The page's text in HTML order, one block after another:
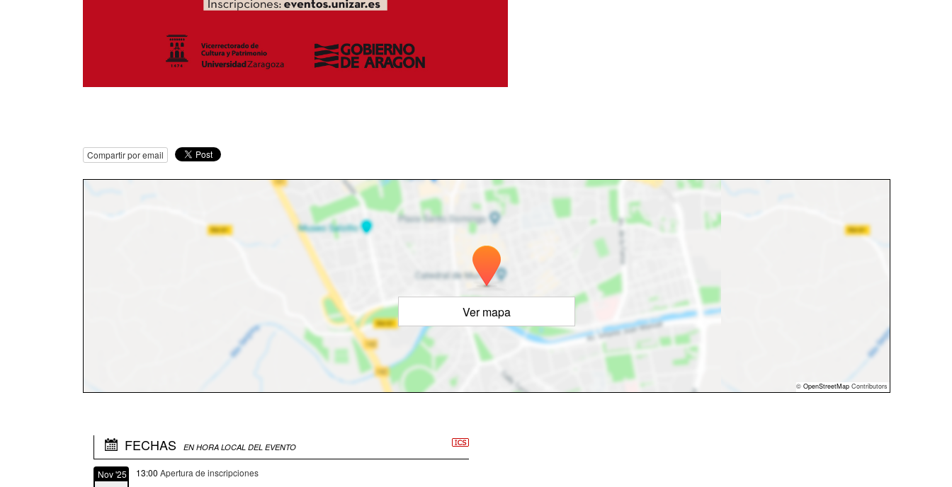
Compartir por email
Ver mapa
© OpenStreetMap Contributors
FECHAS EN HORA LOCAL DEL EVENTO
Nov '25 13:00 Apertura de inscripciones